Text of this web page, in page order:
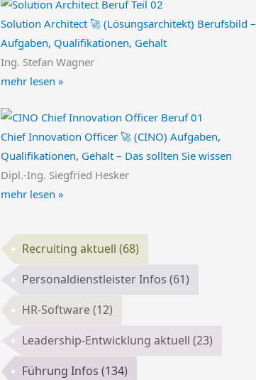
Solution Architect 🚀 (Lösungsarchitekt) Berufsbild –
Aufgaben, Qualifikationen, Gehalt
Ing. Stefan Wagner
mehr lesen »
Chief Innovation Officer 🚀 (CINO) Aufgaben,
Qualifikationen, Gehalt – Das sollten Sie wissen
Dipl.-Ing. Siegfried Hesker
mehr lesen »
Recruiting aktuell (68)
Personaldienstleister Infos (61)
HR-Software(12)
Leadership-Entwicklung aktuell (23)
Führung Infos (134)